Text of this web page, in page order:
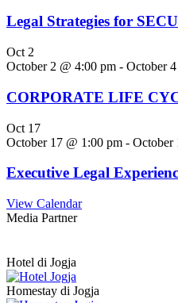
Legal Strategies for
Oct 2
October 2 @ 4:00 pm - October
CORPORATE LIFE
Oct 17
October 17 @ 1:00 pm - October
Executive Legal
View Calendar
Media Partner
Hotel di Jogja
Homestay di Jogja